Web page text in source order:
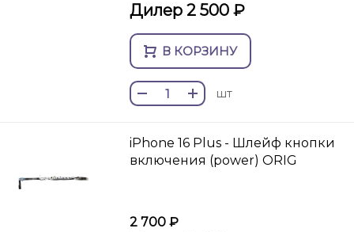
Дилер 2 500 ₽
В КОРЗИНУ
шт
iPhone 16 Plus - Шлейф кнопки
включения (power) ORIG
2 700 ₽